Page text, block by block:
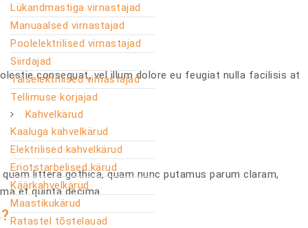
Lükandmastiga virnastajad
Manuaalsed virnastajad
Poolelektrilised virnastajad
Siirdajad
Täiselektrilised virnastajad
Tellimuse korjajad
Kahvelkärud
Kaaluga kahvelkärud
Elektrilised kahvelkärud
Eriotstarbelised kärud
Käärkahvelkärud
Maastikukärud
Ratastel tõstelauad
consequat, vel illum dolore eu feugiat nulla facilisis at
littera gothica, quam nunc putamus parum claram,
et quinta decima.